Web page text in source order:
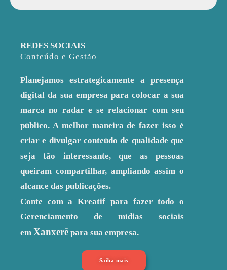
REDES SOCIAIS
Conteúdo e Gestão
Planejamos estrategicamente a presença
digital da sua empresa para colocar a sua
marca no radar e se relacionar com seu
público. A melhor maneira de fazer isso é
criar e divulgar conteúdo de qualidade que
seja tão interessante, que as pessoas
queiram compartilhar, ampliando assim o
alcance das publicações.
Conte com a Kreatif para fazer todo o
Gerenciamento de mídias sociais
em Xanxerê para sua empresa.
Saiba mais